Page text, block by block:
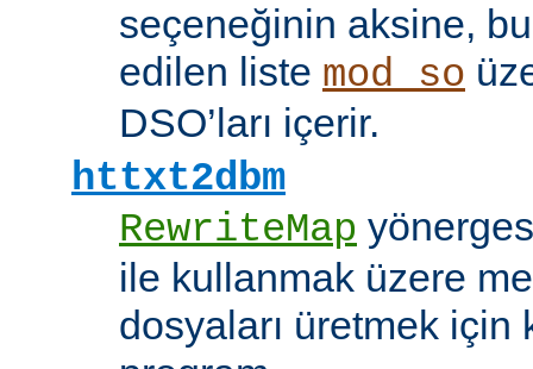
seçeneğinin aksine,
edilen liste mod_so
DSO’ları içerir.
httxt2dbm
RewriteMap
ile kullanmak üzere
dosyaları üretmek için